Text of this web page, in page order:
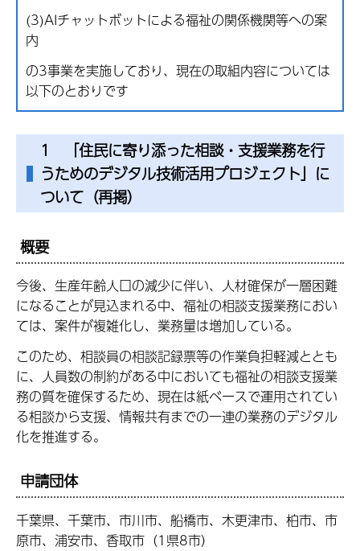
(3)AIチャットボットによる福祉の関係機関等への案
内
の3事業を実施しており、現在の取組内容については
以下のとおりです
1 「住民に寄り添った相談・支援業務を行
うためのデジタル技術活用プロジェクト」に
ついて（再掲）
概要
今後、生産年齢人口の減少に伴い、人材確保が一層困難
になることが見込まれる中、福祉の相談支援業務におい
ては、案件が複雑化し、業務量は増加している。
このため、相談員の相談記録票等の作業負担軽減ととも
に、人員数の制約がある中においても福祉の相談支援業
務の質を確保するため、現在は紙ベースで運用されてい
る相談から支援、情報共有までの一連の業務のデジタル
化を推進する。
申請団体
千葉県、千葉市、市川市、船橋市、木更津市、柏市、市
原市、浦安市、香取市（1県8市）